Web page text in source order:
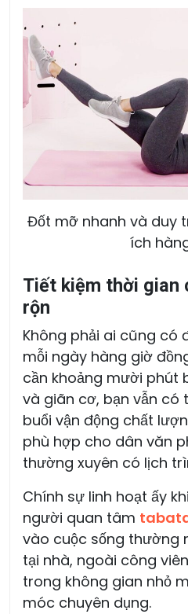
Đốt mỡ nhanh và duy
ích
Tiết kiệm thời gian
rộn
Không phải ai cũng có
mỗi ngày hàng giờ
cần khoảng mười phút
và giãn cơ, bạn vẫn có
buổi vận động chất
phù hợp cho dân văn
thường xuyên có lịch
Chính sự linh hoạt ấy
người quan tâm
vào cuộc sống thường
tại nhà, ngoài công
trong không gian nhỏ
móc chuyên dụng.